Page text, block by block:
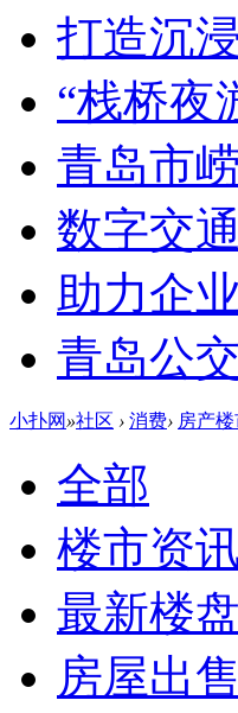
打造沉
“栈桥夜
青岛市
数字交
助力企
青岛公
小扑网 »社区 › 消费› 房产
全部
楼市资
最新楼盘
房屋出售